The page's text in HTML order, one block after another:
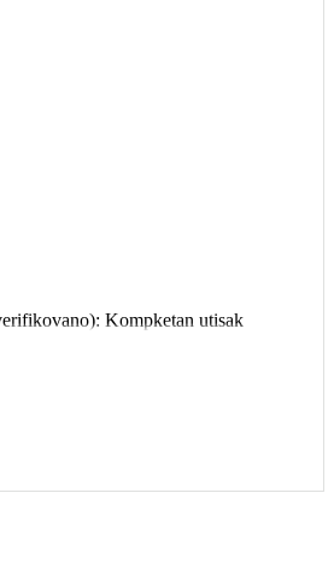
Kompketan utisak